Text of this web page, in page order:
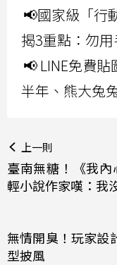
📢國家級「行
揭3重點：勿
📢 LINE免費
半年、熊大兔
上一則
臺南無糖！《我
輕小說作家嘆：我
無情開臭！玩家設
型披風